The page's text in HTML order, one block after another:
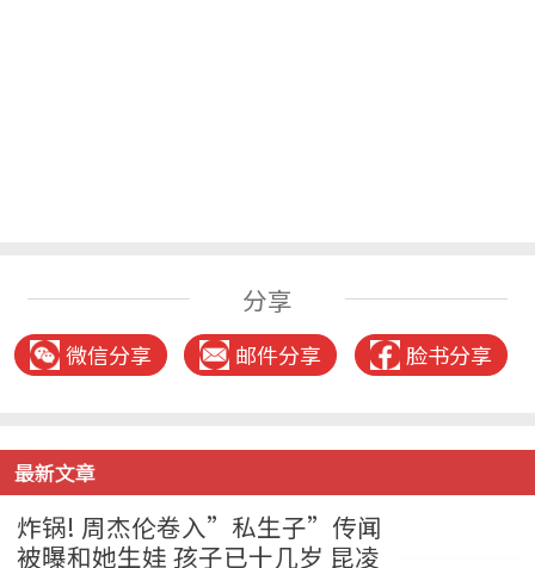
分享
微信分享 邮件分享 脸书分享
最新文章
炸锅! 周杰伦卷入”私生子”传闻
被曝和她生娃 孩子已十几岁 昆凌